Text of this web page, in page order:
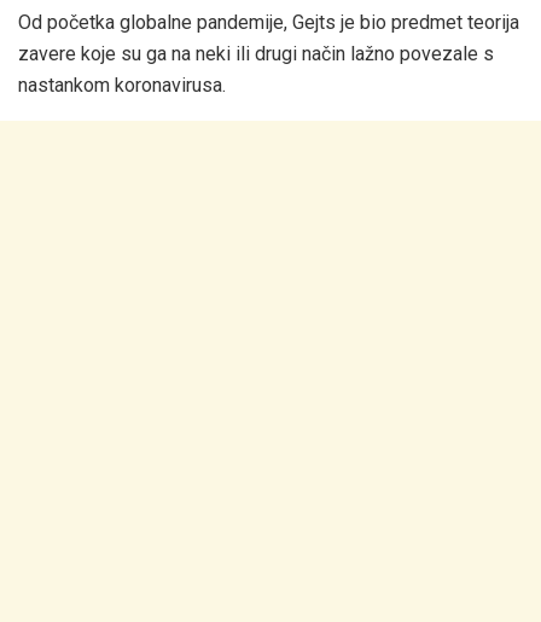
Od početka globalne pandemije, Gejts je bio predmet teorija
zavere koje su ga na neki ili drugi način lažno povezale s
nastankom koronavirusa.